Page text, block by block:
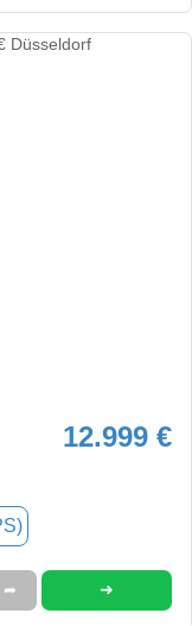
12.999 €
➦ ➜